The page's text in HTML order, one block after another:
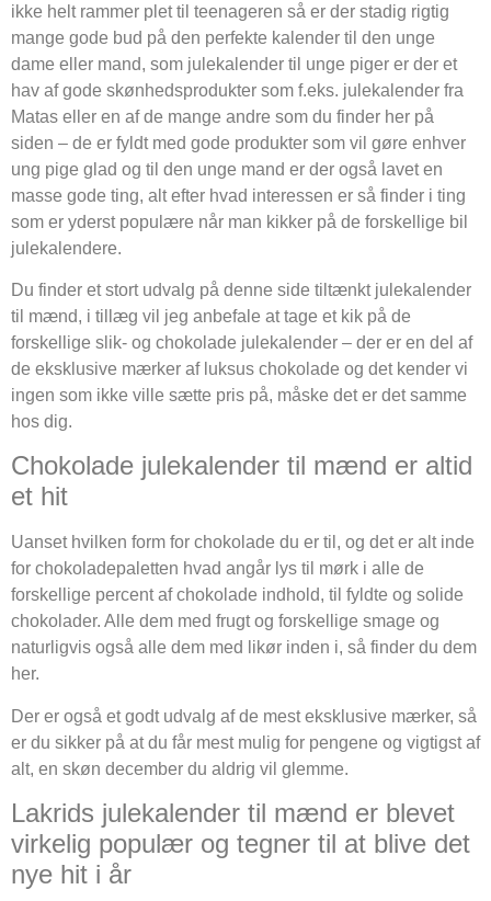
ikke helt rammer plet til teenageren så er der stadig rigtig
mange gode bud på den perfekte kalender til den unge
dame eller mand, som julekalender til unge piger er der et
hav af gode skønhedsprodukter som f.eks. julekalender fra
Matas eller en af de mange andre som du finder her på
siden – de er fyldt med gode produkter som vil gøre enhver
ung pige glad og til den unge mand er der også lavet en
masse gode ting, alt efter hvad interessen er så finder i ting
som er yderst populære når man kikker på de forskellige bil
julekalendere.
Du finder et stort udvalg på denne side tiltænkt julekalender
til mænd, i tillæg vil jeg anbefale at tage et kik på de
forskellige slik- og chokolade julekalender – der er en del af
de eksklusive mærker af luksus chokolade og det kender vi
ingen som ikke ville sætte pris på, måske det er det samme
hos dig.
Chokolade julekalender til mænd er altid
et hit
Uanset hvilken form for chokolade du er til, og det er alt inde
for chokoladepaletten hvad angår lys til mørk i alle de
forskellige percent af chokolade indhold, til fyldte og solide
chokolader. Alle dem med frugt og forskellige smage og
naturligvis også alle dem med likør inden i, så finder du dem
her.
Der er også et godt udvalg af de mest eksklusive mærker, så
er du sikker på at du får mest mulig for pengene og vigtigst af
alt, en skøn december du aldrig vil glemme.
Lakrids julekalender til mænd er blevet
virkelig populær og tegner til at blive det
nye hit i år